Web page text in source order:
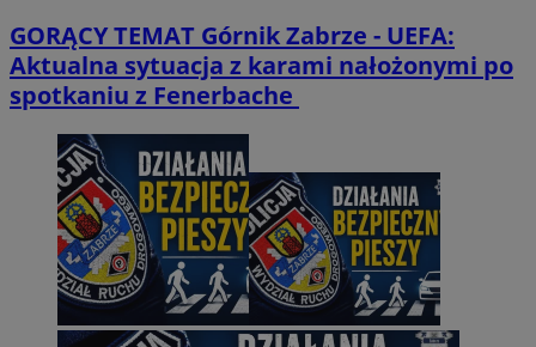
GORĄCY TEMAT Górnik Zabrze - UEFA:
Aktualna sytuacja z karami nałożonymi po
spotkaniu z Fenerbache